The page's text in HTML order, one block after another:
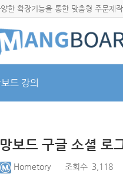
한 확장기능을 통한 맞춤형 주문제작
드 강의
망보드 구글 소셜 로
Hometory 조회수 3,118